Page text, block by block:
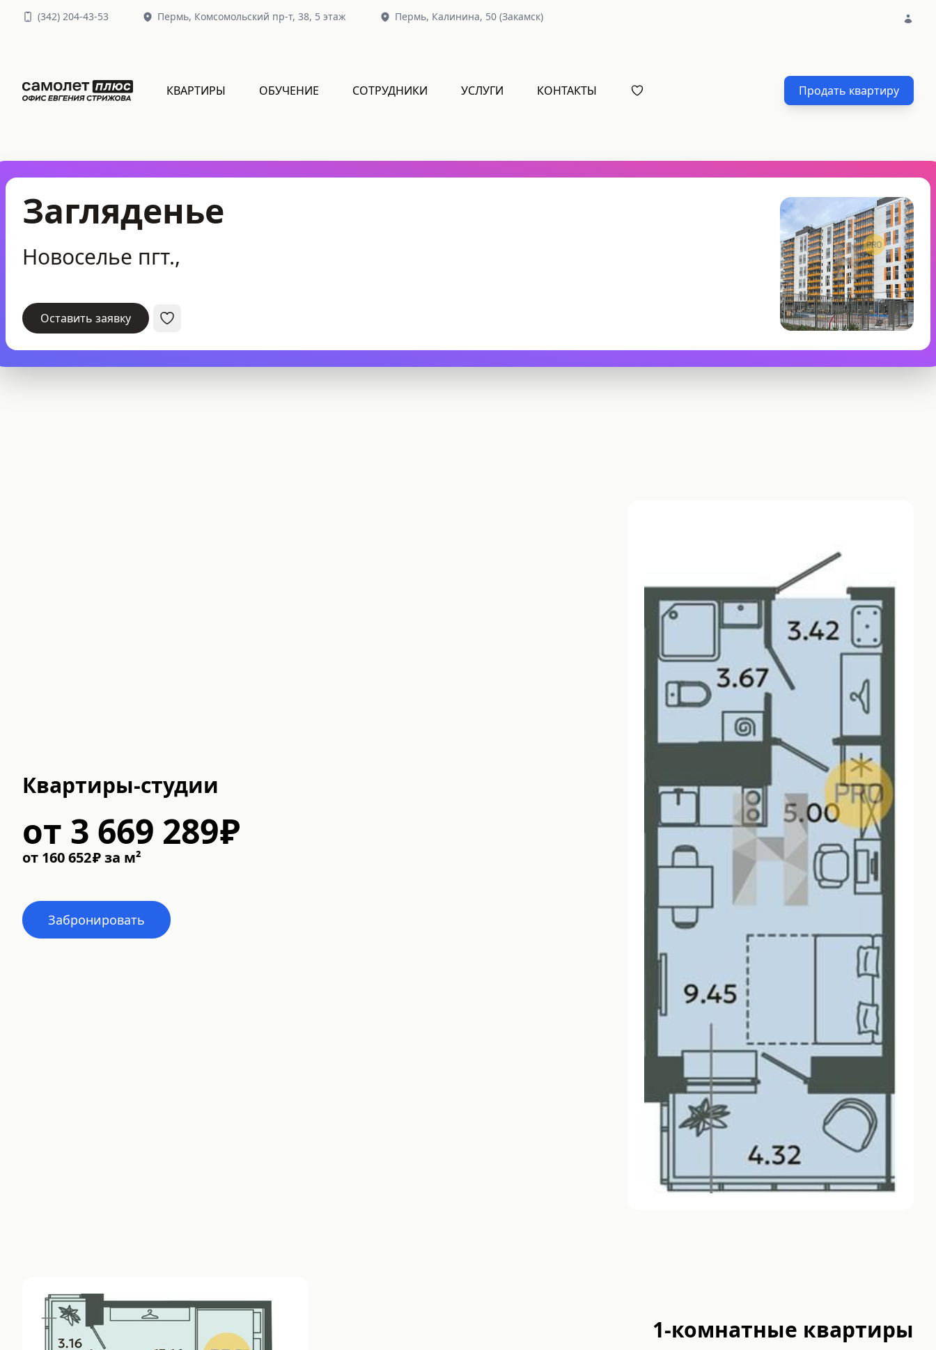
(342) 204-43-53 Пермь, Комсомольский пр-т, 38, 5 этаж Пермь, Калинина, 50 (Закамск)
КВАРТИРЫ ОБУЧЕНИЕ СОТРУДНИКИ УСЛУГИ КОНТАКТЫ Продать квартиру
Загляденье
Новоселье пгт.,
Оставить заявку
Квартиры-студии
от 3 669 289₽
от 160 652₽за м²
Забронировать
1-комнатные квартиры